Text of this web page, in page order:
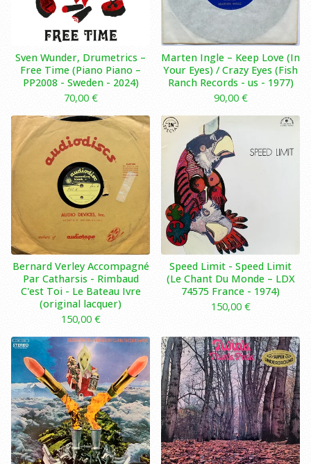
Sven Wunder, Drumetrics –
Free Time (Piano Piano –
PP2008 - Sweden - 2024)
70,00 €
Marten Ingle ‎– Keep Love (In
Your Eyes) / Crazy Eyes (Fish
Ranch Records - us - 1977)
90,00 €
Bernard Verley Accompagné
Par Catharsis ‎- Rimbaud
C'est Toi - Le Bateau Ivre
(original lacquer)
150,00 €
Speed Limit - Speed Limit
(Le Chant Du Monde – LDX
74575 France - 1974)
150,00 €